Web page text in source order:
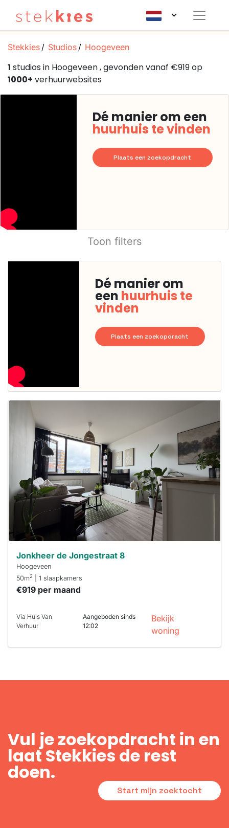
Stekkies Studios Hoogeveen
1 studios in Hoogeveen , gevonden vanaf €919 op
1000+ verhuurwebsites
Dé manier om een
huurhuis te vinden
Plaats een zoekopdracht
Toon filters
Dé manier om
een huurhuis te
vinden
Plaats een zoekopdracht
is
waarschijnlijk
al verhuurd
Om kans te
maken moet je
binnen 15
minuten
reageren.
Stekkies helpt
je hierbij!
Jonkheer de Jongestraat 8
Hoogeveen
50m2 | 1 slaapkamers
€919 per maand
Via Huis Van
Verhuur
Aangeboden sinds
12:02
Bekijk
woning
Vul je zoekopdracht in en
laat Stekkies de rest
doen.
Start mijn zoektocht